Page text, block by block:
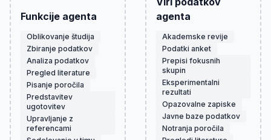
Funkcije agenta
Oblikovanje študija
Zbiranje podatkov
Analiza podatkov
Pregled literature
Pisanje poročila
Predstavitev
ugotovitev
Upravljanje z
referencami
agenta
Akademske revije
Podatki anket
Prepisi fokusnih
skupin
Eksperimentalni
rezultati
Opazovalne zapiske
Javne baze podatkov
Notranja poročila